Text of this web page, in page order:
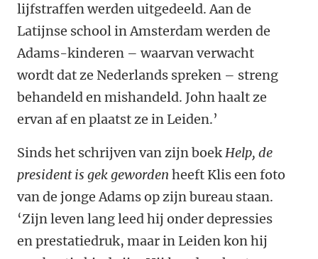
lijfstraffen werden uitgedeeld. Aan de
Latijnse school in Amsterdam werden de
Adams-kinderen – waarvan verwacht
wordt dat ze Nederlands spreken – streng
behandeld en mishandeld. John haalt ze
ervan af en plaatst ze in Leiden.’
Sinds het schrijven van zijn boekHelp, de
president is gek geworden heeft Klis een foto
van de jonge Adams op zijn bureau staan.
‘Zijn leven lang leed hij onder depressies
en prestatiedruk, maar in Leiden kon hij